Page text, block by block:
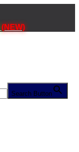
(NEW)
Search Button